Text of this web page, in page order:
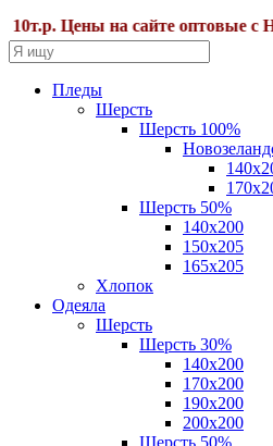
Цены на сайте оптовые с
Пледы
Шерсть
Шерсть 100%
Шерсть 50%
140x200
150х205
165х205
Хлопок
Одеяла
Шерсть
Шерсть 30%
140х200
170х200
190х200
200х200